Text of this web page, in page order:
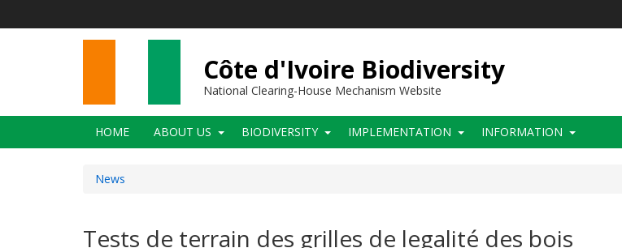
Côte d'Ivoire Biodiversity
National Clearing-House Mechanism Website
Main
navigation
HOME ABOUT US BIODIVERSITY IMPLEMENTATION INFORMATION
News
Tests de terrain des grilles de legalité des bois